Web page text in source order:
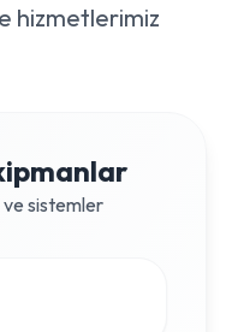
hizmetlerimiz
sistemler